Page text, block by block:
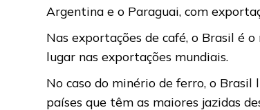
Argentina e o Paraguai, com
Nas exportações de café, o Brasil é
lugar nas exportações mundiais.
No caso do minério de ferro, o
países que têm as maiores jazidas